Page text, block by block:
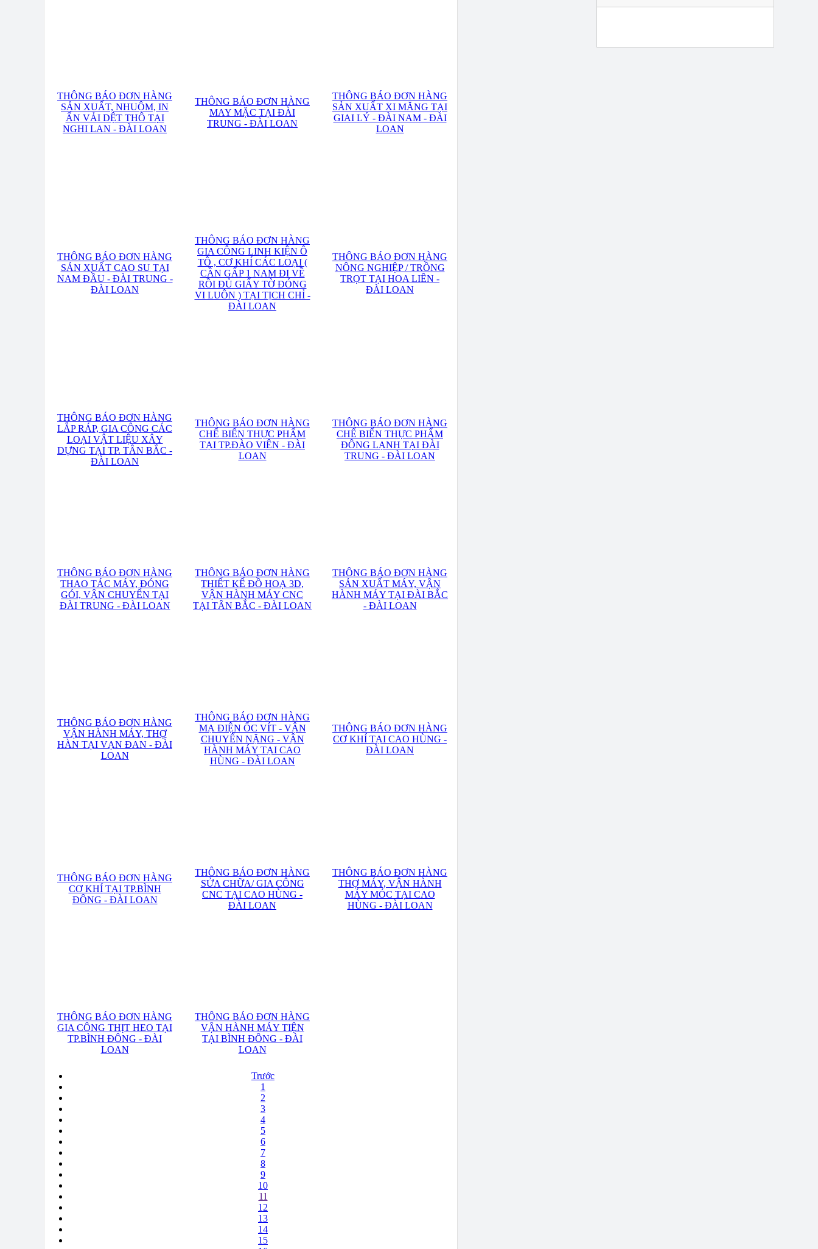
THÔNG BÁO ĐƠN HÀNG
SẢN XUẤT, NHUỘM, IN
ẤN VẢI DỆT THÔ TẠI
NGHI LAN - ĐÀI LOAN
THÔNG BÁO ĐƠN HÀNG
MAY MẶC TẠI ĐÀI
TRUNG - ĐÀI LOAN
THÔNG BÁO ĐƠN HÀNG
SẢN XUẤT XI MĂNG TẠI
GIAI LÝ - ĐÀI NAM - ĐÀI
LOAN
THÔNG BÁO ĐƠN HÀNG
SẢN XUẤT CAO SU TẠI
NAM ĐẦU - ĐÀI TRUNG -
ĐÀI LOAN
THÔNG BÁO ĐƠN HÀNG
GIA CÔNG LINH KIỆN Ô
TÔ , CƠ KHÍ CÁC LOẠI (
CẦN GẤP 1 NAM ĐI VỀ
RỒI ĐỦ GIẤY TỜ ĐÓNG
VI LUÔN ) TẠI TỊCH CHỈ -
ĐÀI LOAN
THÔNG BÁO ĐƠN HÀNG
NÔNG NGHIỆP / TRỒNG
TRỌT TẠI HOA LIÊN -
ĐÀI LOAN
THÔNG BÁO ĐƠN HÀNG
LẮP RÁP, GIA CÔNG CÁC
LOẠI VẬT LIỆU XÂY
DỰNG TẠI TP. TÂN BẮC -
ĐÀI LOAN
THÔNG BÁO ĐƠN HÀNG
CHẾ BIẾN THỰC PHẨM
TẠI TP.ĐÀO VIÊN - ĐÀI
LOAN
THÔNG BÁO ĐƠN HÀNG
CHẾ BIẾN THỰC PHẨM
ĐÔNG LẠNH TẠI ĐÀI
TRUNG - ĐÀI LOAN
THÔNG BÁO ĐƠN HÀNG
THAO TÁC MÁY, ĐÓNG
GÓI, VẬN CHUYỂN TẠI
ĐÀI TRUNG - ĐÀI LOAN
THÔNG BÁO ĐƠN HÀNG
THIẾT KẾ ĐỒ HOẠ 3D,
VẬN HÀNH MÁY CNC
TẠI TÂN BẮC - ĐÀI LOAN
THÔNG BÁO ĐƠN HÀNG
SẢN XUẤT MÁY, VẬN
HÀNH MÁY TẠI ĐÀI BẮC
- ĐÀI LOAN
THÔNG BÁO ĐƠN HÀNG
VẬN HÀNH MÁY, THỢ
HÀN TẠI VẠN ĐAN - ĐÀI
LOAN
THÔNG BÁO ĐƠN HÀNG
MẠ ĐIỆN ỐC VÍT - VẬN
CHUYỂN NẶNG - VẬN
HÀNH MÁY TẠI CAO
HÙNG - ĐÀI LOAN
THÔNG BÁO ĐƠN HÀNG
CƠ KHÍ TẠI CAO HÙNG -
ĐÀI LOAN
THÔNG BÁO ĐƠN HÀNG
CƠ KHÍ TẠI TP.BÌNH
ĐÔNG - ĐÀI LOAN
THÔNG BÁO ĐƠN HÀNG
SỬA CHỮA/ GIA CÔNG
CNC TẠI CAO HÙNG -
ĐÀI LOAN
THÔNG BÁO ĐƠN HÀNG
THỢ MÁY, VẬN HÀNH
MÁY MÓC TẠI CAO
HÙNG - ĐÀI LOAN
THÔNG BÁO ĐƠN HÀNG
GIA CÔNG THỊT HEO TẠI
TP.BÌNH ĐÔNG - ĐÀI
LOAN
THÔNG BÁO ĐƠN HÀNG
VẬN HÀNH MÁY TIỆN
TẠI BÌNH ĐÔNG - ĐÀI
LOAN
Trước
1
2
3
4
5
6
7
8
9
10
11
12
13
14
15